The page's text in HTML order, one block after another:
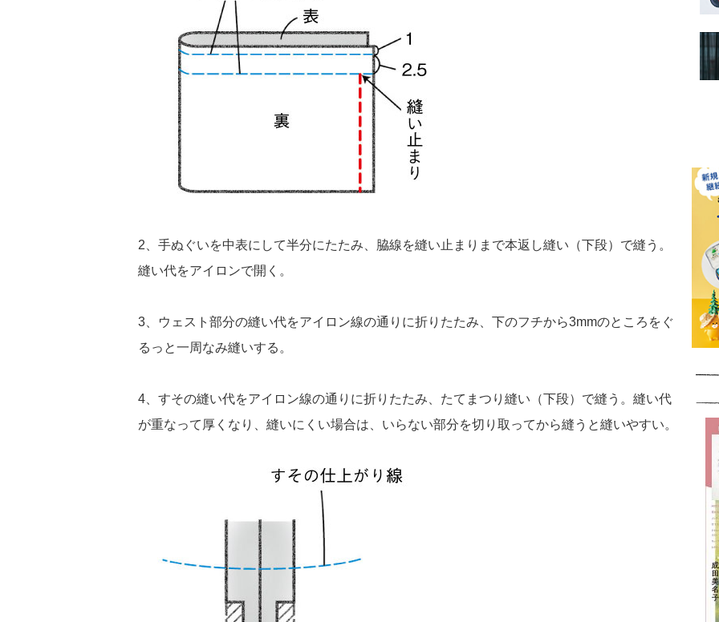
2、手ぬぐいを中表にして半分にたたみ、脇線を縫い止まりまで本返し縫い（下段）で縫う。
縫い代をアイロンで開く。
3、ウェスト部分の縫い代をアイロン線の通りに折りたたみ、下のフチから3mmのところをぐ
るっと一周なみ縫いする。
4、すその縫い代をアイロン線の通りに折りたたみ、たてまつり縫い（下段）で縫う。縫い代
が重なって厚くなり、縫いにくい場合は、いらない部分を切り取ってから縫うと縫いやすい。